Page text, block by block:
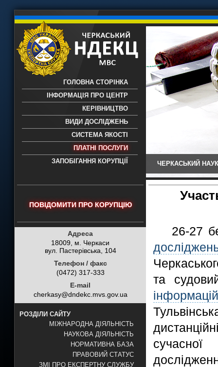
науково-дослідний експертно-
- проведення всих видів судових
експертиз
ГОЛОВНА СТОРІНКА
ІНФОРМАЦІЯ ПРО ЦЕНТР
КЕРІВНИЦТВО
ВИДИ ДОСЛІДЖЕНЬ
СИСТЕМА ЯКОСТІ
ПЛАТНІ ПОСЛУГИ
ЗАПОБІГАННЯ КОРУПЦІЇ
ЧЕРКАСЬКИЙ
ПОВІДОМИТИ ПРО КОРУПЦІЮ
Адреса
18009, м. Черкаси
вул. Пастерівська, 104
Телефон / факс
(0472) 317-333
E-mail
cherkasy@dndekc.mvs.gov.ua
РОЗДІЛИ САЙТУ
МІЖНАРОДНА ДІЯЛЬНІСТЬ
НАУКОВА ДІЯЛЬНІСТЬ
НОРМАТИВНА БАЗА
ПРАВОВИЙ СТАТУС
ЗМІ ПРО ЕКСПЕРТНУ СЛУЖБУ
26-27
та